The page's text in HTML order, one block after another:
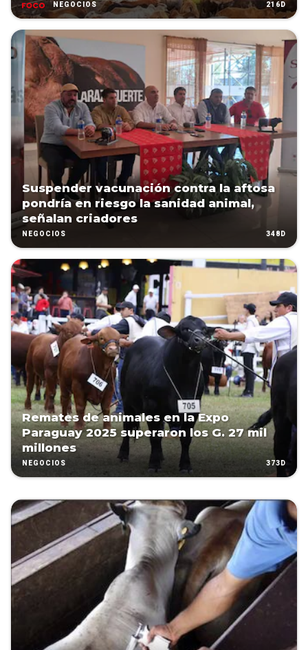
NEGOCIOS 216D
Suspender vacunación contra la aftosa
pondría en riesgo la sanidad animal,
señalan criadores
NEGOCIOS 348D
Remates de animales en la Expo
Paraguay 2025 superaron los G. 27 mil
millones
NEGOCIOS 373D